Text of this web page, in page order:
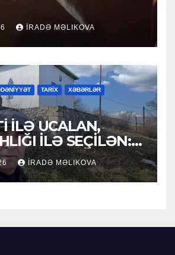
İRADƏ MƏLIKOVA
TARİX XƏBƏRLƏR
İLƏ UCALAN,
İLƏ SEÇİLƏN:
QULİYEV
İRADƏ MƏLIKOVA